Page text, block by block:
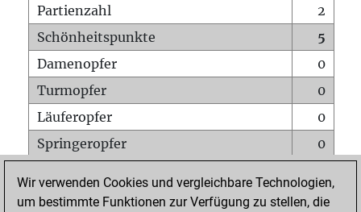
Partienzahl
2
Schönheitspunkte
5
Damenopfer
0
Turmopfer
0
Läuferopfer
0
Springeropfer
0
Matt auf vollem Brett
0
Wir verwenden Cookies und vergleichbare Technologien,
um bestimmte Funktionen zur Verfügung zu stellen, die